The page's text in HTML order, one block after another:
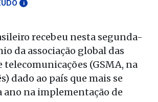
i
recebeu nesta segunda-
da associação global das
telecomunicações (GSMA, na
dado ao país que mais se
ano na implementação de